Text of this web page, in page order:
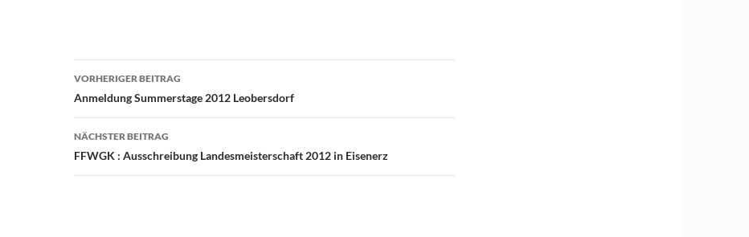
Beitragsnavigation
VORHERIGER BEITRAG
Anmeldung Summerstage 2012 Leobersdorf
NÄCHSTER BEITRAG
FFWGK : Ausschreibung Landesmeisterschaft 2012 in Eisenerz